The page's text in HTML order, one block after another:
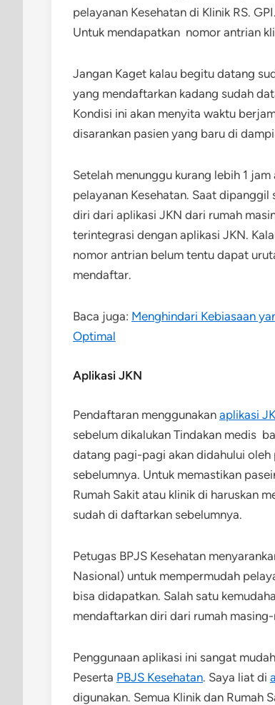
pelayanan Kesehatan di Klinik RS.
Untuk mendapatkan nomor antrian
Jangan Kaget kalau begitu datang
yang mendaftarkan kadang sudah
Kondisi ini akan menyita waktu
disarankan pasien yang baru di
Setelah menunggu kurang lebih 1
pelayanan Kesehatan. Saat
diri dari aplikasi JKN dari rumah
terintegrasi dengan aplikasi JKN.
nomor antrian belum tentu dapat
mendaftar.
Baca juga: Menghindari Kebiasaan
Optimal
Aplikasi JKN
Pendaftaran menggunakan aplikasi
sebelum dikalukan Tindakan medis
datang pagi-pagi akan didahului
sebelumnya. Untuk memastikan
Rumah Sakit atau klinik di haruskan
sudah di daftarkan sebelumnya.
Petugas BPJS Kesehatan
Nasional) untuk mempermudah
bisa didapatkan. Salah satu
mendaftarkan diri dari rumah
Penggunaan aplikasi ini sangat
Peserta PBJS Kesehatan. Saya liat di
digunakan. Semua Klinik dan Rumah